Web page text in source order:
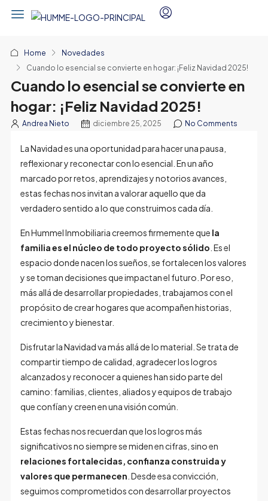
Home
Novedades
Cuando lo esencial se convierte en hogar: ¡Feliz Navidad 2025!
Cuando lo esencial se convierte en
hogar: ¡Feliz Navidad 2025!
Andrea Nieto diciembre 25, 2025 No Comments
La Navidad es una oportunidad para hacer una pausa,
reflexionar y reconectar con lo esencial. En un año
marcado por retos, aprendizajes y notorios avances,
estas fechas nos invitan a valorar aquello que da
verdadero sentido a lo que construimos cada día.
En Hummel Inmobiliaria creemos firmemente que la
familia es el núcleo de todo proyecto sólido . Es el
espacio donde nacen los sueños, se fortalecen los valores
y se toman decisiones que impactan el futuro. Por eso,
más allá de desarrollar propiedades, trabajamos con el
propósito de crear hogares que acompañen historias,
crecimiento y bienestar.
Disfrutar la Navidad va más allá de lo material. Se trata de
compartir tiempo de calidad, agradecer los logros
alcanzados y reconocer a quienes han sido parte del
camino: familias, clientes, aliados y equipos de trabajo
que confían y creen en una visión común.
Estas fechas nos recuerdan que los logros más
significativos no siempre se miden en cifras, sino en
relaciones fortalecidas, confianza construida y
valores que permanecen . Desde esa convicción,
seguimos comprometidos con desarrollar proyectos